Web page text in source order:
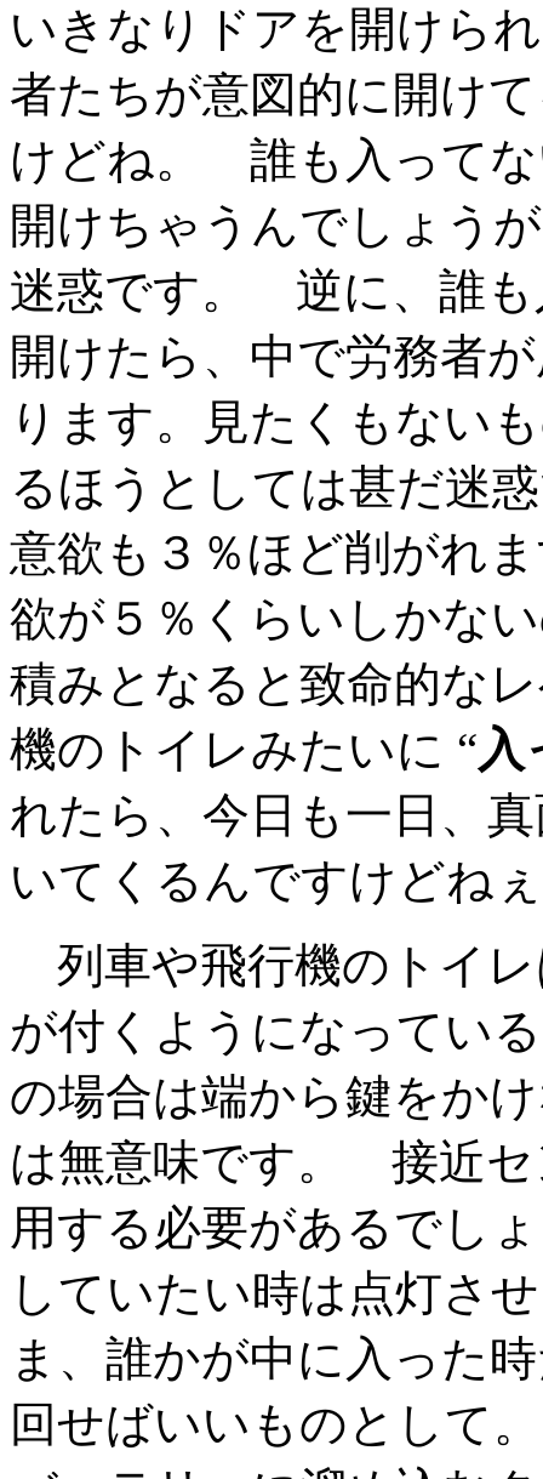
いきなりドアを開けら
者たちが意図的に開け
けどね。 誰も入ってな
開けちゃうんでしょう
迷惑です。 逆に、誰も
開けたら、中で労務者
ります。見たくもない
るほうとしては甚だ迷
意欲も３％ほど削がれ
欲が５％くらいしかな
積みとなると致命的な
機のトイレみたいに “入
れたら、今日も一日、
いてくるんですけどね
列車や飛行機のトイ
が付くようになってい
の場合は端から鍵をか
は無意味です。 接近セ
用する必要があるでし
していたい時は点灯さ
ま、誰かが中に入った
回せばいいものとして